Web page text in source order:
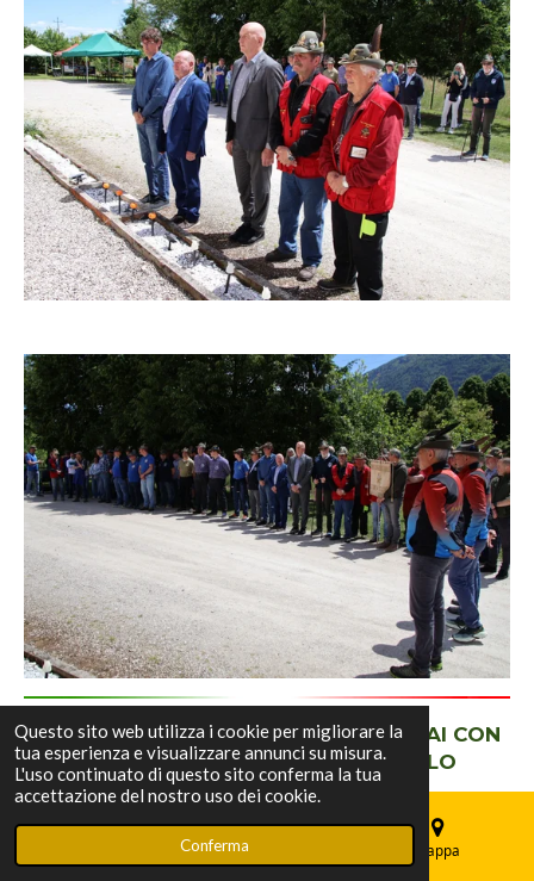
Questo sito web utilizza i cookie per migliorare la
tua esperienza e visualizzare annunci su misura.
L'uso continuato di questo sito conferma la tua
accettazione del nostro uso dei cookie.
Conferma
IL CUORE DEGLI ALPINI PULSA A RASAI CON
LO “ZIBALDONE ALPINO” DI CARLO
BALESTRA
Telefono Mappa